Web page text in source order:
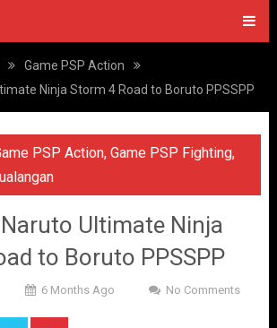
Game PSP Action
Ninja Storm 4 Road to Boruto PPSSPP
PSP Action, Game PSP Fighting,
Ultimate Ninja
to Boruto PPSSPP
6 Months Ago No Comments